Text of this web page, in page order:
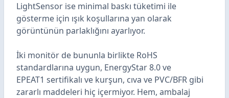
LightSensor ise minimal baskı tüketimi ile
gösterme için ışık koşullarına yan olarak
görüntünün parlaklığını ayarlıyor.
İki monitör de bununla birlikte RoHS
standardlarına uygun, EnergyStar 8.0 ve
EPEAT1 sertifikalı ve kurşun, cıva ve PVC/BFR gibi
zararlı maddeleri hiç içermiyor. Hem, ambalaj